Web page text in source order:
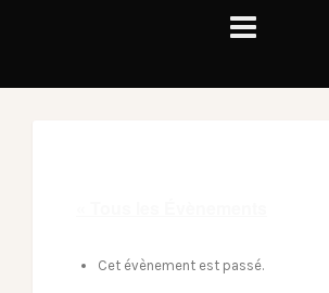
Cet évènement est passé.